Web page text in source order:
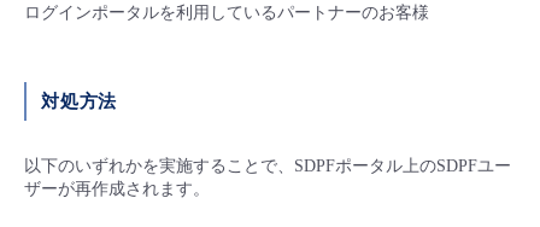
すべてのメニューを見る
- 登録情報の管理
■ 基本構築ガイド
ログインポータルを利用しているパートナーのお客様
対処方法
以下のいずれかを実施することで、SDPFポータル上のSDPFユー
ザーが再作成されます。